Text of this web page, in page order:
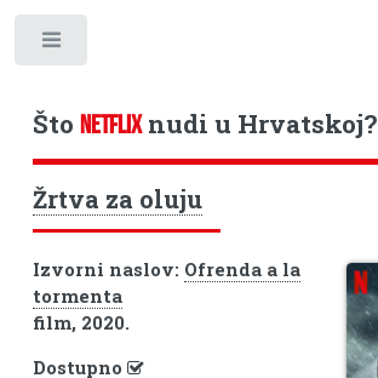
Što NETFLIXnudi u Hrvatskoj?
Žrtva za oluju
Izvorni naslov: Ofrenda a la
tormenta
film, 2020.
Dostupno